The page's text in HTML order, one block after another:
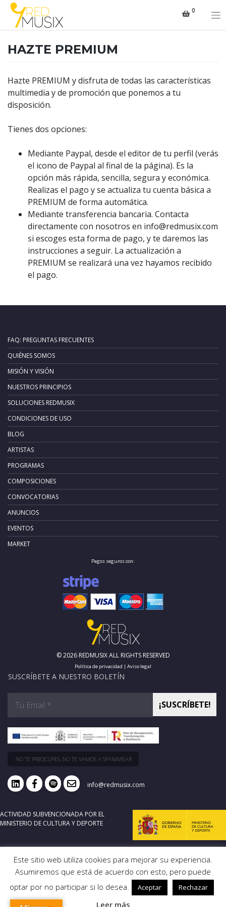
Saltar
contenido
0
HAZTE PREMIUM
Hazte PREMIUM y disfruta de todas las características
multimedia y de promoción que ponemos a tu
disposición.
Tienes dos opciones:
Mediante Paypal, desde el editor de tu perfil (verás
el icono de Paypal al final de la página). Es la
opción más rápida, sencilla, segura y económica.
Realizas el pago y se actualiza tu cuenta básica a
PREMIUM de forma automática.
Mediante transferencia bancaria. Contacta
directamente con nosotros en info@redmusix.com
si escoges esta forma de pago, y te daremos las
instrucciones a seguir. La actualización a
PREMIUM se realizará una vez hayamos recibido
el pago.
FAQ: PREGUNTAS FRECUENTES
QUIÉNES SOMOS
MISIÓN Y VISIÓN
NUESTROS PRINCIPIOS
SOLUCIONES REDMUSIX
CONDICIONES DE USO
BLOG
ARTISTAS
PROGRAMAS
COMPOSICIONES
CONVOCATORIAS
ANUNCIOS
EVENTOS
MARKET
Pagos seguros con:
© 2026 REDMUSIX ALL RIGHTS RESERVED
Política de privacidad | Aviso legal
SUSCRÍBETE A NUESTRO BOLETÍN
NO TE PREOCUPES, NO TE VAMOS A SPAMMEAR.
info@redmusix.com
ACTIVIDAD SUBVENCIONADA POR EL
MINISTERIO DE CULTURA Y DEPORTE
Este sitio web utiliza cookies para mejorar su experiencia.
Asumiremos que está de acuerdo con esto, pero puede
optar por no participar si lo desea.
Aceptar Rechazar
Leer más